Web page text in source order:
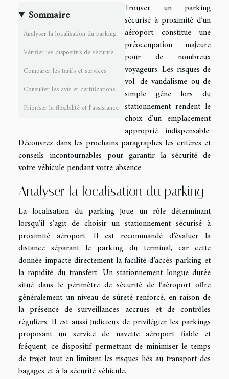
Sommaire
Analyser la localisation du parking
Vérifier les dispositifs de sécurité
Comparer les tarifs et services
Consulter les avis et certifications
Prioriser la flexibilité et l’assistance
Trouver un parking
sécurisé à proximité d’un
aéroport constitue une
préoccupation majeure
pour de nombreux
voyageurs. Les risques de
vol, de vandalisme ou de
simple gêne lors du
stationnement rendent le
choix d’un emplacement
approprié indispensable.
Découvrez dans les prochains paragraphes les critères et
conseils incontournables pour garantir la sécurité de
votre véhicule pendant votre absence.
Analyser la localisation du parking
La localisation du parking joue un rôle déterminant
lorsqu’il s’agit de choisir un stationnement sécurisé à
proximité aéroport. Il est recommandé d’évaluer la
distance séparant le parking du terminal, car cette
donnée impacte directement la facilité d’accès parking et
la rapidité du transfert. Un stationnement longue durée
situé dans le périmètre de sécurité de l’aéroport offre
généralement un niveau de sûreté renforcé, en raison de
la présence de surveillances accrues et de contrôles
réguliers. Il est aussi judicieux de privilégier les parkings
proposant un service de navette aéroport fiable et
fréquent, ce dispositif permettant de minimiser le temps
de trajet tout en limitant les risques liés au transport des
bagages et à la sécurité véhicule.